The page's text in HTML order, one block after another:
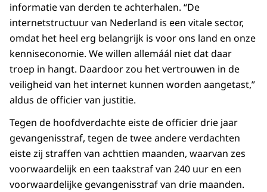
informatie van derden te achterhalen. “De
internetstructuur van Nederland is een vitale sector,
omdat het heel erg belangrijk is voor ons land en onze
kenniseconomie. We willen allemáál niet dat daar
troep in hangt. Daardoor zou het vertrouwen in de
veiligheid van het internet kunnen worden aangetast,”
aldus de officier van justitie.
Tegen de hoofdverdachte eiste de officier drie jaar
gevangenisstraf, tegen de twee andere verdachten
eiste zij straffen van achttien maanden, waarvan zes
voorwaardelijk en een taakstraf van 240 uur en een
voorwaardelijke gevangenisstraf van drie maanden.